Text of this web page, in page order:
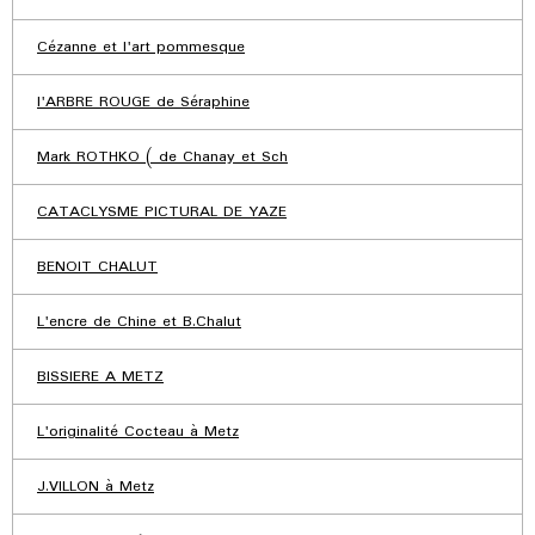
Cézanne et l'art pommesque
l'ARBRE ROUGE de Séraphine
Mark ROTHKO ( de Chanay et Sch
CATACLYSME PICTURAL DE YAZE
BENOIT CHALUT
L'encre de Chine et B.Chalut
BISSIERE A METZ
L'originalité Cocteau à Metz
J.VILLON à Metz